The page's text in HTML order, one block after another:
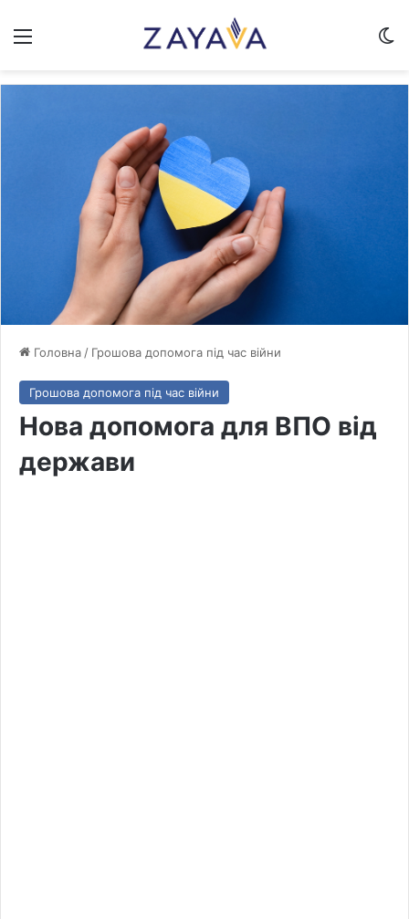
Меню
Головна / Грошова допомога під час війни
Грошова допомога під час війни
Нова допомога для ВПО від
держави